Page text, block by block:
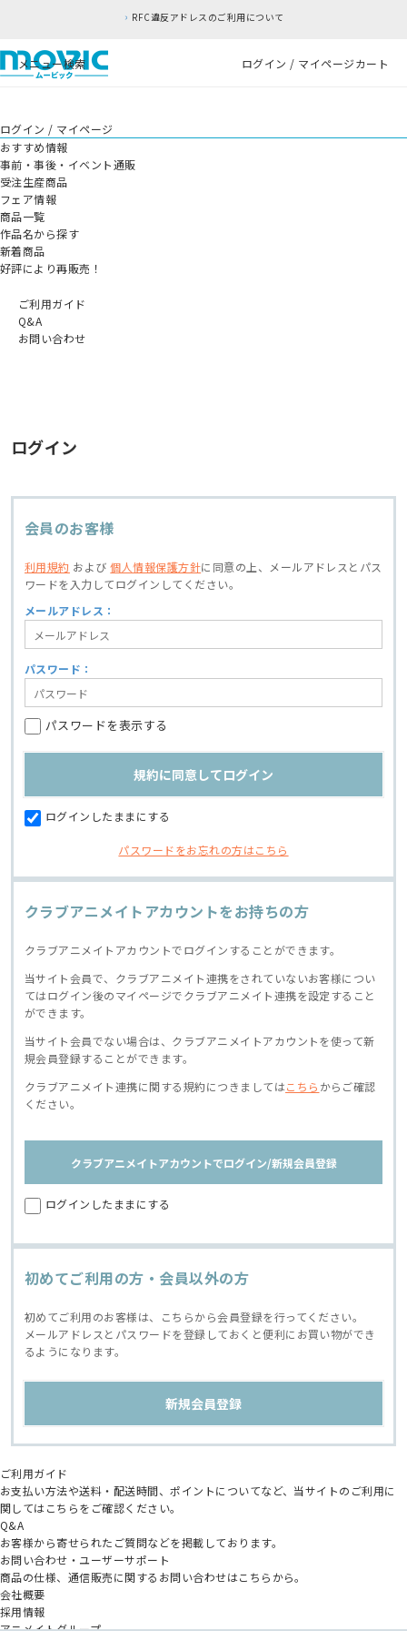
RFC違反アドレスのご利用について
メニュー検索 ログイン / マイページカート
ログイン / マイページ
おすすめ情報
事前・事後・イベント通販
受注生産商品
フェア情報
商品一覧
作品名から探す
新着商品
好評により再販売！
ご利用ガイド
Q&A
お問い合わせ
ログイン
会員のお客様
利用規約 および個人情報保護方針に同意の上、
メールアドレスとパス
ワードを入力してログインしてください。
メールアドレス：
パスワード：
パスワードを表示する
ログインしたままにする
パスワードをお忘れの方はこちら
クラブアニメイトアカウントをお持ちの方
クラブアニメイトアカウントでログインすることができます。
当サイト会員で、クラブアニメイト連携をされていないお客様につい
てはログイン後のマイページでクラブアニメイト連携を設定すること
ができます。
当サイト会員でない場合は、クラブアニメイトアカウントを使って新
規会員登録することができます。
クラブアニメイト連携に関する規約につきましてはこちら からご確認
ください。
クラブアニメイトアカウントでログイン/新規会員登録
ログインしたままにする
初めてご利用の方・会員以外の方
初めてご利用のお客様は、こちらから会員登録を行ってください。
メールアドレスとパスワードを登録しておくと便利にお買い物ができ
るようになります。
ご利用ガイド
お支払い方法や送料・配送時間、ポイントについてなど、当サイトのご利用に
関してはこちらをご確認ください。
Q&A
お客様から寄せられたご質問などを掲載しております。
お問い合わせ・ユーザーサポート
商品の仕様、通信販売に関するお問い合わせはこちらから。
会社概要
採用情報